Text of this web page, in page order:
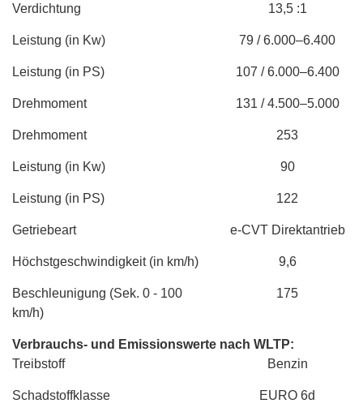
Verdichtung 13,5 :1
Leistung (in Kw) 79 / 6.000–6.400
Leistung (in PS) 107 / 6.000–6.400
Drehmoment 131 / 4.500–5.000
Drehmoment 253
Leistung (in Kw) 90
Leistung (in PS) 122
Getriebeart e-CVT Direktantrieb
Höchstgeschwindigkeit (in km/h) 9,6
Beschleunigung (Sek. 0 - 100
km/h)
175
Verbrauchs- und Emissionswerte nach WLTP:
Treibstoff
Benzin
Schadstoffklasse EURO 6d